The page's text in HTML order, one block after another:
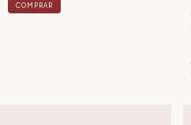
COMPRAR